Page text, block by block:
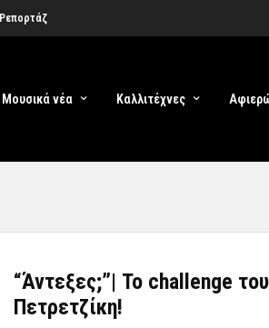
Ρεπορτάζ
Μουσικά νέα Καλλιτέχνες
“Άντεξες;”| Το challenge
Πετρετζίκη!